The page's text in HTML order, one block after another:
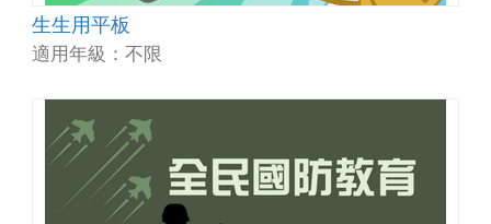
生生用平板
適用年級：不限